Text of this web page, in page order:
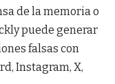
de la memoria o
puede generar
falsas con
Instagram, X,